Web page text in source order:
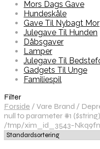
Mors Dags Gave
Hundeskåle
Gave Til Nybagt Mor
Julegave Til Hunden
Dåbsgaver
Lamper
Julegave Til
Gadgets Til Unge
Familiespil
Filter
Forside / Vare Brand /
null to parameter #1
/tmp/xim_id_3543-